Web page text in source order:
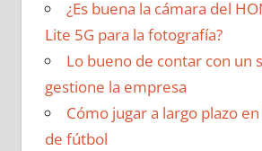
¿Es buena la cámara del
Lite 5G para la fotografía?
Lo bueno de contar con un
gestione la empresa
Cómo jugar a largo plazo
de fútbol